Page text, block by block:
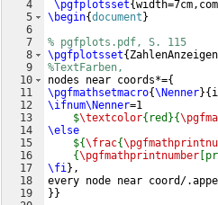
4
5
6
7
8
9
10
11
12
13
14
15
16
17
18
19
\pgfplotsset{
\begin{document}
% pgfplots.pdf, S. 115
\pgfplotsset{
%TextFarben,
nodes near coords*={
\pgfmathsetmacro{\Nenner}{
\ifnum\Nenner=1
$\textcolor{red}{
\else
${\frac{
    {
\pgfmathprintnumber
\fi } ,
every node near coord/
}}